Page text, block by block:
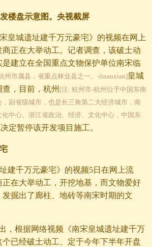
楼盘示意图。央视截屏
皇城遗址建千万元豪宅》的视频在网上
正在大举动工。记者调查，该破土动
建立在全国重点文物保护单位南宋临
州市属县，省重点林业县之一。-linanxian]皇城
，目前，杭州 [注: 杭州市-杭州位于中国东南
副省级城市，也是长三角第二大经济城市，南
中心。浙江省政治、经济、文化中心，中国东
定暂停该开发项目施工。
建千万元豪宅》的视频5日在网上流
在大举动工，开挖地基，而文物爱好
掘出了廊柱、地砖等南宋时期的文
，根据网络视频《南宋皇城遗址建千万
已经破土动工、定于今年下半年开盘